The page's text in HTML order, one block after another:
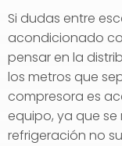
Si dudas entre
acondicionado
pensar en la
los metros que
compresora es
equipo, ya que
refrigeración no